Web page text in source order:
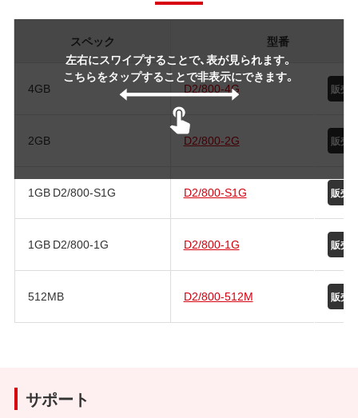
左右にスワイプすることで、表が見られます。
こちらをタップすることで非表示にできます。
スペック 型番
4GB D2/800-4G
2GB D2/800-2G
1GB D2/800-S1G D2/800-S1G
1GB D2/800-1G D2/800-1G
512MB D2/800-512M
サポート